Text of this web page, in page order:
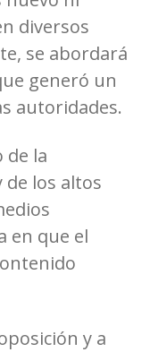
diversos
se abordará
generó un
autoridades.
de la
de los altos
en que el
y a